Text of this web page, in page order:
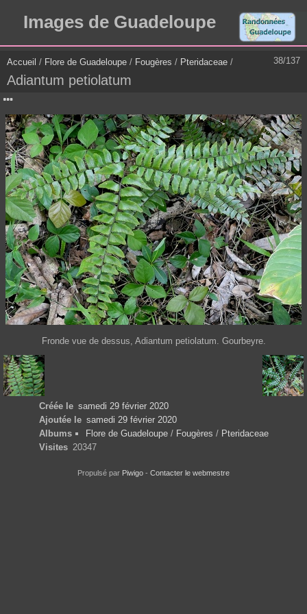
Images de Guadeloupe
38/137
Accueil / Flore de Guadeloupe / Fougères / Pteridaceae /
Adiantum petiolatum
Fronde vue de dessus, Adiantum petiolatum. Gourbeyre.
Créée le samedi 29 février 2020
Ajoutée le samedi 29 février 2020
Albums
Flore de Guadeloupe/ Fougères / Pteridaceae
Visites 20347
Propulsé par Piwigo - Contacter le webmestre